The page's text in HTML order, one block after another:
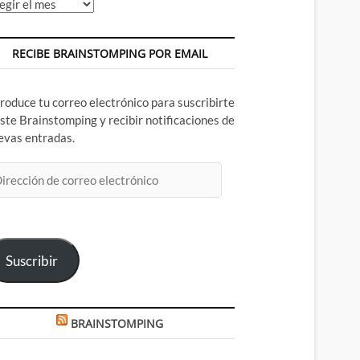
RECIBE BRAINSTOMPING POR EMAIL
tu correo electrónico para suscribirte
Brainstomping y recibir notificaciones de
entradas.
Suscribir
BRAINSTOMPING